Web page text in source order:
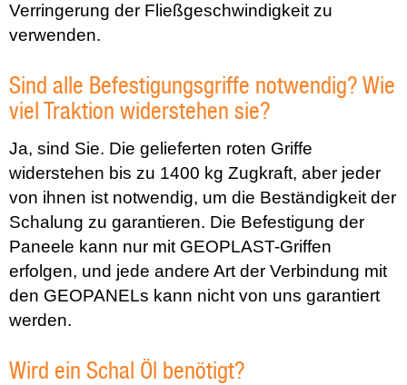
Verringerung der Fließgeschwindigkeit zu
verwenden.
Sind alle Befestigungsgriffe notwendig? Wie
viel Traktion widerstehen sie?
Ja, sind Sie. Die gelieferten roten Griffe
widerstehen bis zu 1400 kg Zugkraft, aber jeder
von ihnen ist notwendig, um die Beständigkeit der
Schalung zu garantieren. Die Befestigung der
Paneele kann nur mit GEOPLAST-Griffen
erfolgen, und jede andere Art der Verbindung mit
den GEOPANELs kann nicht von uns garantiert
werden.
Wird ein Schal Öl benötigt?